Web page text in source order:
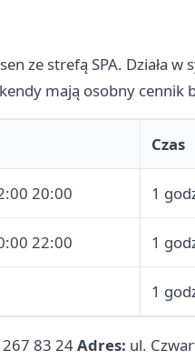
ze strefą SPA. Działa
mają osobny cennik
Czas
20:00 1
22:00 1
1
83 24Adres: ul.